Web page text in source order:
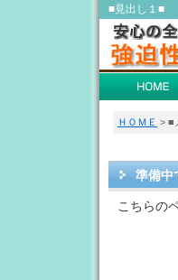
■見出し１■
ＨＯＭＥ > ■
準備中
こちらの